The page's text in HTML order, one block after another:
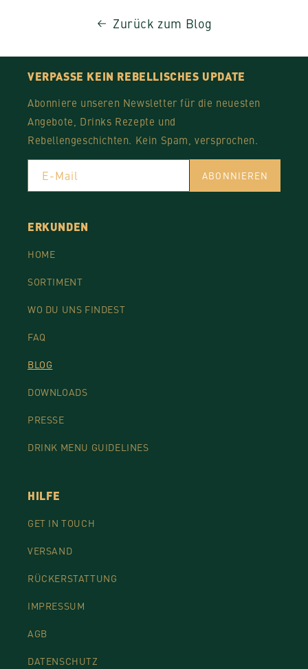
Zurück zum Blog
VERPASSE KEIN REBELLISCHES UPDATE
Abonniere unseren Newsletter für die neuesten
Angebote, Drinks Rezepte und
Rebellengeschichten. Kein Spam, versprochen.
E-Mail ABONNIEREN
ERKUNDEN
HOME
SORTIMENT
WO DU UNS FINDEST
FAQ
BLOG
DOWNLOADS
PRESSE
DRINK MENU GUIDELINES
HILFE
GET IN TOUCH
VERSAND
RÜCKERSTATTUNG
IMPRESSUM
AGB
DATENSCHUTZ